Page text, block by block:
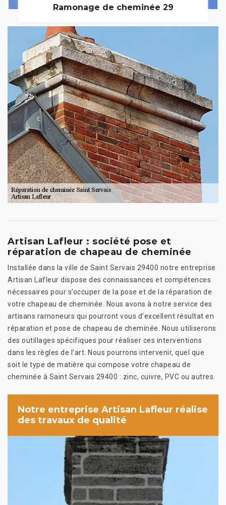
Ramonage de cheminée 29
Artisan Lafleur : société pose et
réparation de chapeau de cheminée
Installée dans la ville de Saint Servais 29400 notre entreprise
Artisan Lafleur dispose des connaissances et compétences
nécessaires pour s’occuper de la pose et de la réparation de
votre chapeau de cheminée. Nous avons à notre service des
artisans ramoneurs qui pourront vous d’excellent résultat en
réparation et pose de chapeau de cheminée. Nous utiliserons
des outillages spécifiques pour réaliser ces interventions
dans les règles de l’art. Nous pourrons intervenir, quel que
soit le type de matière qui compose votre chapeau de
cheminée à Saint Servais 29400 : zinc, cuivre, PVC ou autres.
Notre entreprise Artisan Lafleur réalise
des travaux de qualité